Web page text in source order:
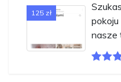
125 zł
nasze